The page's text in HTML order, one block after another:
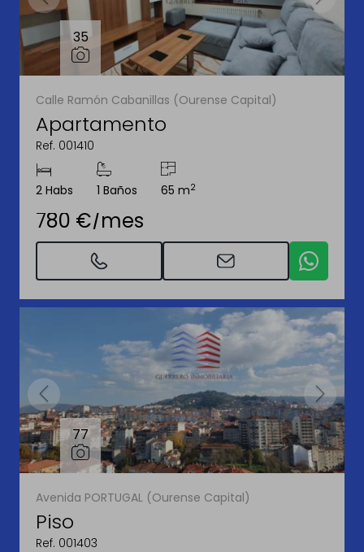
35
Calle Ramón Cabanillas (Ourense Capital)
Apartamento
Ref. 001410
2 Habs 1 Baños 65 m2
780 €/mes
77
Avenida PORTUGAL (Ourense Capital)
Piso
Ref. 001403